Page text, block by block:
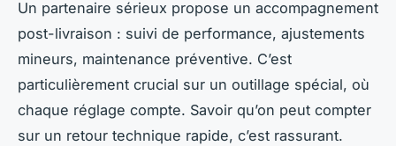
Un partenaire sérieux propose un accompagnement
post-livraison : suivi de performance, ajustements
mineurs, maintenance préventive. C’est
particulièrement crucial sur un outillage spécial, où
chaque réglage compte. Savoir qu’on peut compter
sur un retour technique rapide, c’est rassurant.